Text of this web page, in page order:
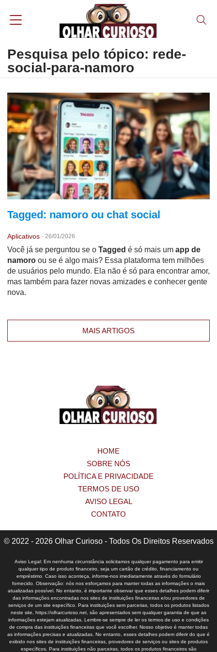
Pesquisa pelo tópico: rede-
social-para-namoro
Tagged: namoro ou chat social
Aplicativos - 26/01/2026
Você já se perguntou se o Tagged é só mais um app de
namoro ou se é algo mais? Essa plataforma tem milhões
de usuários pelo mundo. Ela não é só para encontrar amor,
mas também para fazer novas amizades e conhecer gente
nova.
MAIS ARTIGOS
HOME
SOBRE NÓS
POLÍTICA E PRIVACIDADE
TERMOS DE USO
AVISO LEGAL
CONTATO
© 2022 - 2026 Olhar Curioso - Todos Os Direitos Reservados
Aviso Legal: Em nenhuma circunstância solicitamos qualquer pagamento para emitir
qualquer tipo de produto financeiro, seja um cartão de crédito, financiamento ou
empréstimo. Caso isso aconteça, informe-nos imediatamente através do formulário
fornecido. Observação: nós nos esforçamos para manter todas as informações o mais
atualizadas possível. No entanto, é importante observar que esses detalhes podem diferir
das informações encontradas nos sites de instituições financeiras e/ou provedores de
serviços de um site específico. Para instituições sem parcerias, todos os produtos listados
neste site, https://olharcurioso.net, são apresentados sem qualquer garantia de que as
informações estejam atualizadas. Lembre-se sempre de ler os termos de uso e condições
de compra das instituições financeiras que você escolher. Nosso objetivo é manter todas
as informações precisas e atualizadas. No entanto, esses detalhes podem diferir do que é
exibido nos sites de instituições financeiras, provedores de serviços ou sites de produtos
específicos. Para instituições não parceiras, todos os produtos financeiros são